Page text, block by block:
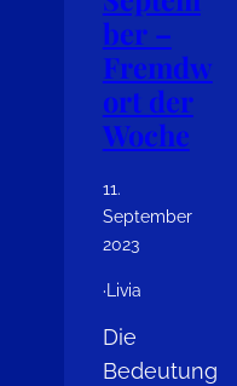
ber –
Fremdw
ort der
Woche
11.
September
2023
·Livia
Die
Bedeutung